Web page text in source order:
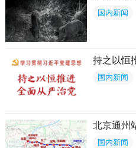
国内新闻
持之以恒
国内新闻
北京通州
国内新闻